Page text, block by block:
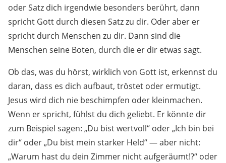
oder Satz dich irgendwie besonders berührt, dann
spricht Gott durch diesen Satz zu dir. Oder aber er
spricht durch Menschen zu dir. Dann sind die
Menschen seine Boten, durch die er dir etwas sagt.
Ob das, was du hörst, wirklich von Gott ist, erkennst du
daran, dass es dich aufbaut, tröstet oder ermutigt.
Jesus wird dich nie beschimpfen oder kleinmachen.
Wenn er spricht, fühlst du dich geliebt. Er könnte dir
zum Beispiel sagen: „Du bist wertvoll“ oder „Ich bin bei
dir“ oder „Du bist mein starker Held“ — aber nicht:
„Warum hast du dein Zimmer nicht aufgeräumt!?“ oder